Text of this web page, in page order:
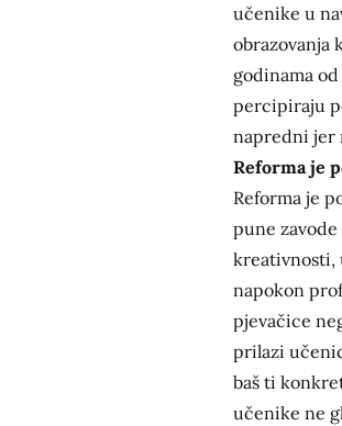
učenike u
obrazovanja
godinama
percipiraju
napredni jer
Reforma je
Reforma je
pune
kreativnosti,
napokon
pjevačice
prilazi
baš ti
učenike ne